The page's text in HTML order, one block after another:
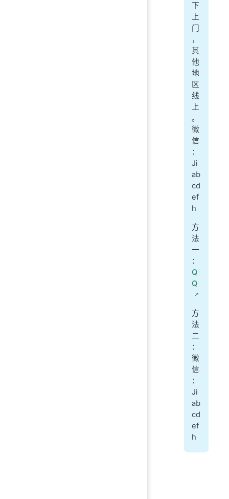
下
上
门
，
其
他
地
区
线
上
。
微
信
：
Ji
ab
cd
ef
h
方
法
一
：
Q
Q
方
法
二
：
微
信
：
Ji
ab
cd
ef
h